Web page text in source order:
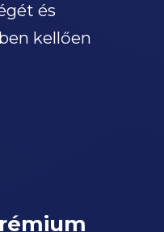
és
kellően